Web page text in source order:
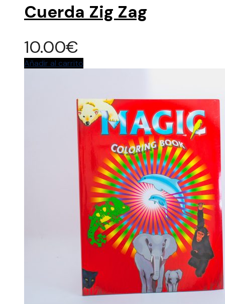
Cuerda Zig Zag
10.00€
Añadir al carrito